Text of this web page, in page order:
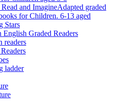
and ImagineAdapted graded
for Children. 6-13 aged
Stars
English Graded Readers
readers
ladder